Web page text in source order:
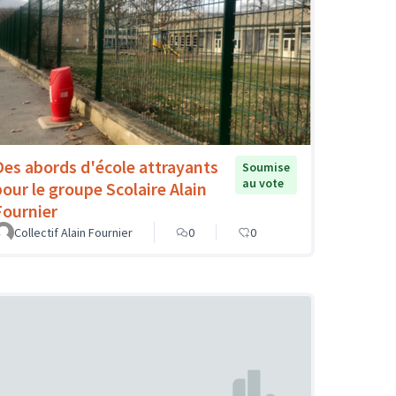
abords d'école attrayants
le groupe Scolaire Alain
Soumise
au vote
Collectif Alain Fournier 0 0